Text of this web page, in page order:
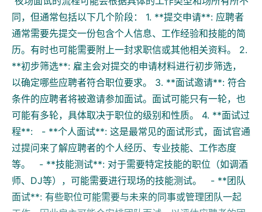
同，但通常包括以下几个阶段： 1. **提交申请**: 应聘者
通常需要先提交一份包含个人信息、工作经验和技能的简
历。有时也可能需要附上一封求职信或其他相关资料。 2.
**初步筛选**: 雇主会对提交的申请材料进行初步筛选，
以确定哪些应聘者符合职位要求。 3. **面试邀请**: 符合
条件的应聘者将被邀请参加面试。面试可能只有一轮，也
可能有多轮，具体取决于职位的级别和性质。 4. **面试过
程**: - **个人面试**: 这是最常见的面试形式，面试官通
过提问来了解应聘者的个人经历、专业技能、工作态度
等。 - **技能测试**: 对于需要特定技能的职位（如调酒
师、DJ等），可能需要进行现场的技能测试。 - **团队
面试**: 有些职位可能需要与未来的同事或管理团队一起